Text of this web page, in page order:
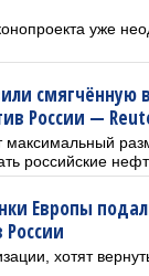
уже
смягчённую
России —
максимальный
российские
Европы
хотят